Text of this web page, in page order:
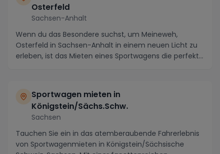
Osterfeld
Sachsen-Anhalt
Wenn du das Besondere suchst, um Meineweh,
Osterfeld in Sachsen-Anhalt in einem neuen Licht zu
erleben, ist das Mieten eines Sportwagens die perfekte
Sportwagen mieten in
Königstein/Sächs.Schw.
Sachsen
Tauchen Sie ein in das atemberaubende Fahrerlebnis
von Sportwagenmieten in Königstein/Sächsische